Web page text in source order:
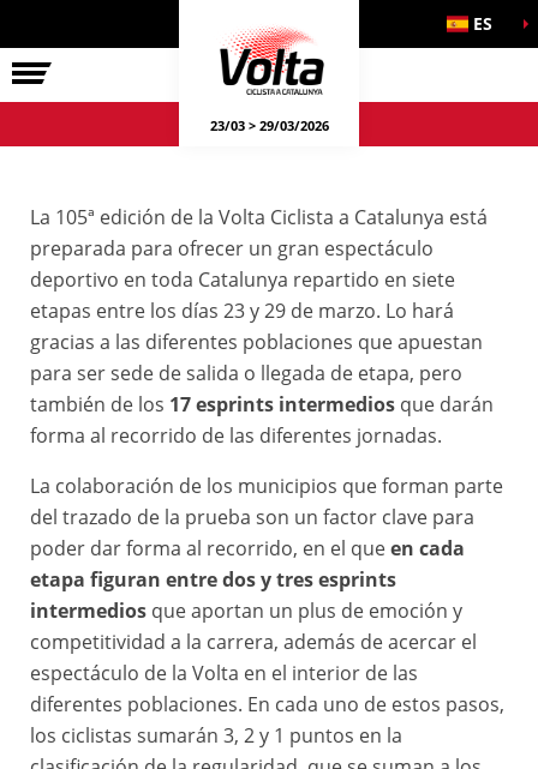
VOLTA ES
23/03 > 29/03/2026
La 105ª edición de la Volta Ciclista a Catalunya está
preparada para ofrecer un gran espectáculo
deportivo en toda Catalunya repartido en siete
etapas entre los días 23 y 29 de marzo. Lo hará
gracias a las diferentes poblaciones que apuestan
para ser sede de salida o llegada de etapa, pero
también de los 17 esprints intermedios que darán
forma al recorrido de las diferentes jornadas.
La colaboración de los municipios que forman parte
del trazado de la prueba son un factor clave para
poder dar forma al recorrido, en el queen cada
etapa figuran entre dos y tres esprints
intermedios que aportan un plus de emoción y
competitividad a la carrera, además de acercar el
espectáculo de la Volta en el interior de las
diferentes poblaciones. En cada uno de estos pasos,
los ciclistas sumarán 3, 2 y 1 puntos en la